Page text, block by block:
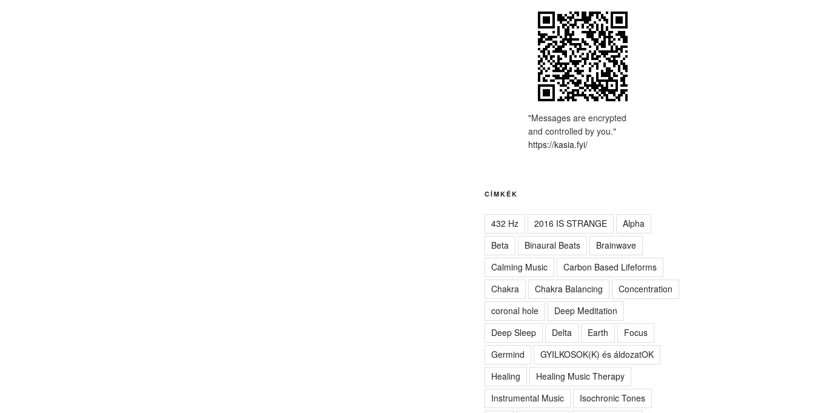
"Messages are encrypted
and controlled by you."
https://kasia.fyi/
CÍMKÉK
432 Hz 2016 IS STRANGE
Alpha
Beta
Binaural Beats
Brainwave
Calming Music
Carbon Based Lifeforms
Chakra
Chakra Balancing
Concentration
coronal hole
Deep Meditation
Deep Sleep
Delta Earth
Focus
Germind
GYILKOSOK(K) és áldozatOK
Healing
Healing Music Therapy
Instrumental Music
Isochronic Tones